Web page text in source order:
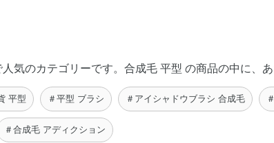
気のカテゴリーです。合成毛 平型 の商品の中に、
平型 ＃平型 ブラシ ＃アイシャドウブラシ 合成毛
＃合成毛 アディクション